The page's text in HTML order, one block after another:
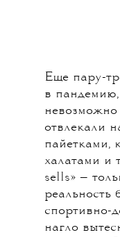
Еще пару-
в
невозможно
отвлекали
пайетками,
халатами и
sells» —
реальность
спортивно-
нагло